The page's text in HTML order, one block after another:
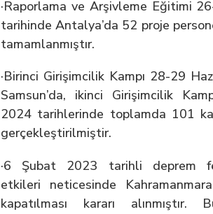
·Raporlama ve Arşivleme Eğitimi
tarihinde Antalya’da 52 proje
tamamlanmıştır.
·Birinci Girişimcilik Kampı 28-29
Samsun’da, ikinci Girişimcilik
2024 tarihlerinde toplamda 101
gerçekleştirilmiştir.
·6 Şubat 2023 tarihli deprem
etkileri neticesinde
kapatılması kararı